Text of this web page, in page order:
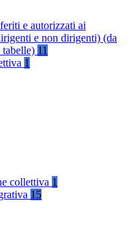
e autorizzati ai
e non dirigenti) (da
11
1
collettiva 1
15